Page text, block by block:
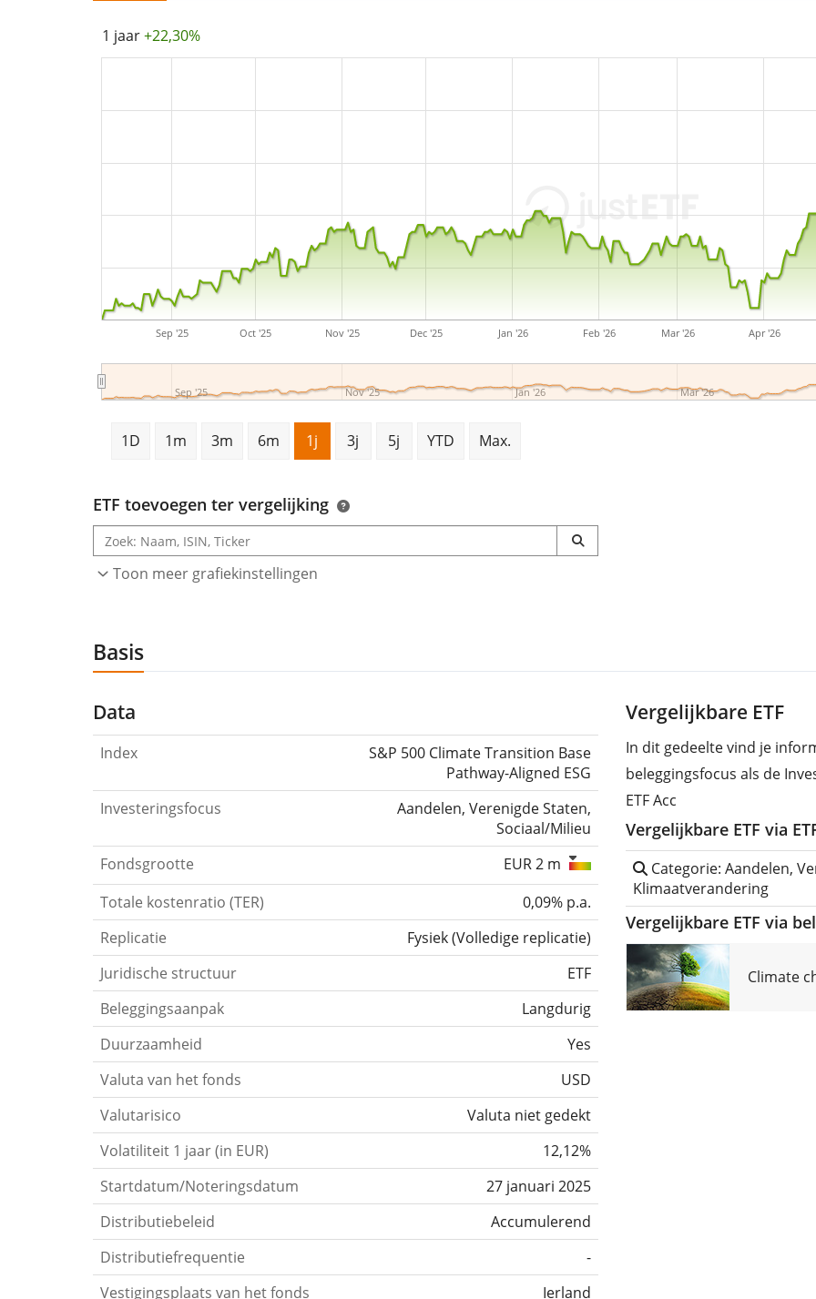
1 jaar+22,30%
Sep '25 Oct '25 Nov '25 Dec '25 Jan '26 Feb '26 Mar '26 Apr '26
Sep '25 Nov '25 Jan '26 Mar '26
1D 1m 3m 6m 1j 3j 5j YTD Max.
ETF toevoegen ter vergelijking
Toon meer grafiekinstellingen
Basis
Data
Index
S&P 500 Climate Transition Base
Pathway-Aligned ESG
Investeringsfocus
Aandelen, Verenigde Staten,
Sociaal/Milieu
Fondsgrootte
EUR 2 m
Totale kostenratio (TER)
0,09% p.a.
Replicatie
Fysiek(Volledige replicatie)
Juridische structuur
ETF
Beleggingsaanpak
Langdurig
Duurzaamheid
Yes
Valuta van het fonds
USD
Valutarisico
Valuta niet gedekt
Volatiliteit 1 jaar (in EUR)
12,12%
Startdatum/Noteringsdatum
27 januari 2025
Distributiebeleid
Accumulerend
Distributiefrequentie
-
Vestigingsplaats van het fonds
Ierland
Vergelijkbare ETF
In dit gedeelte vind je
beleggingsfocus als de
ETF Acc
Vergelijkbare ETF via
Categorie: Aandelen,
Klimaatverandering
Vergelijkbare ETF via
Climate